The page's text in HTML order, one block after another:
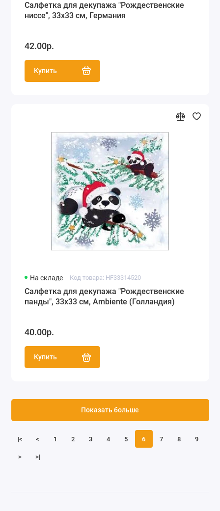
Салфетка для декупажа "Рождественские
ниссе", 33х33 см, Германия
42.00р.
Купить
На складе Код товара: HF33314520
Салфетка для декупажа "Рождественские
панды", 33х33 см, Ambiente (Голландия)
40.00р.
Купить
|< < 1 2 3 4 5 6 7 8 9
> >|
Показать больше